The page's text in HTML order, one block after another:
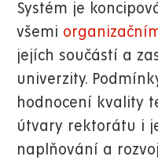
Systém je
všemi
jejích součástí a
univerzity.
hodnocení kvality
útvary rektorátu i
naplňování a